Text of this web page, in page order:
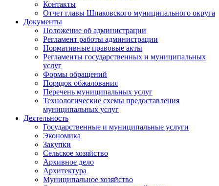
Контакты
Отчет главы Шпаковского муниципального округа
Документы
Положение об администрации
Регламент работы администрации
Нормативные правовые акты
Регламенты государственных и муниципальных
услуг
Формы обращений
Порядок обжалования
Перечень муниципальных услуг
Технологические схемы предоставления
муниципальных услуг
Деятельность
Государственные и муниципальные услуги
Экономика
Закупки
Сельское хозяйство
Архивное дело
Архитектура
Муниципальное хозяйство